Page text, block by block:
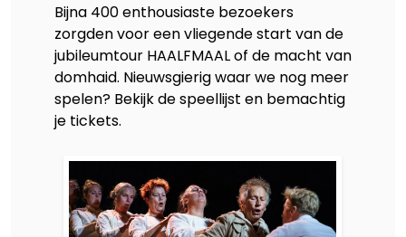
Bijna 400 enthousiaste bezoekers
zorgden voor een vliegende start van de
jubileumtour HAALFMAAL of de macht van
domhaid. Nieuwsgierig waar we nog meer
spelen? Bekijk de speellijst en bemachtig
je tickets.